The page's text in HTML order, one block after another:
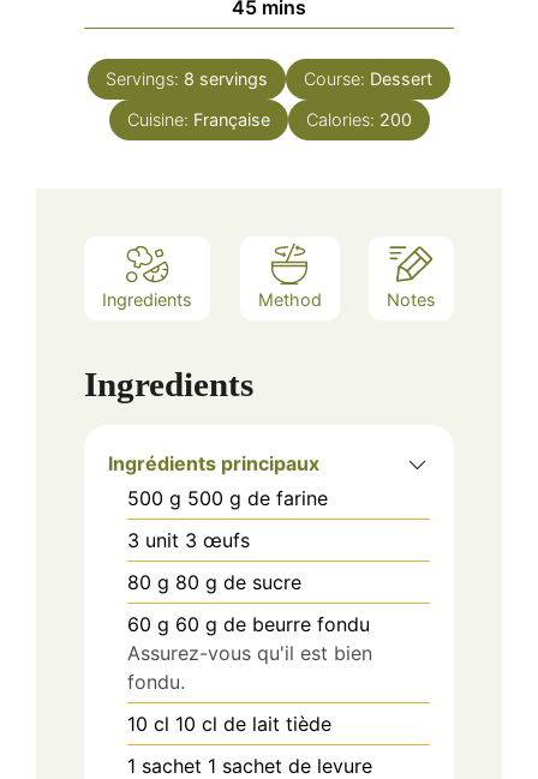
45minutes
mins
Servings: 8 servings Course: Dessert
Cuisine: Française Calories: 200
Ingredients Method Notes
Ingredients
Ingrédients principaux
500 g 500 g de farine
3 unit 3 œufs
80 g 80 g de sucre
60 g 60 g de beurre fondu
Assurez-vous qu'il est bien
fondu.
10 cl 10 cl de lait tiède
1 sachet 1 sachet de levure